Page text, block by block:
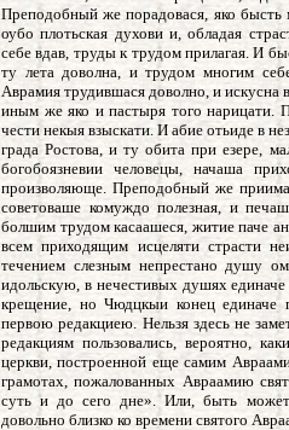
Преподобный же порадовася, яко
оубо плотьская духови и, обладая
себе вдав, труды к трудом прилагая. И
ту лета доволна, и трудом многим
Аврамия трудившася доволно, и искусна
иным же яко и пастыря того нарицати.
чести некыя взыскати. И абие отьиде в
града Ростова, и ту обита при езере,
богобоязневии человецы, начаша
произволяюще. Преподобный же
советоваше комуждо полезная, и
болшим трудом касаашеся, житие паче
всем приходящим исцеляти страсти
течением слезным непрестано душу
идольскую, в нечестивых душях
крещение, но Чюдцкыи конец единаче
первою редакциею. Нельзя здесь не
редакциям пользовались, вероятно,
церкви, построенной еще самим
грамотах, пожалованных Авраамию
суть и до сего дне». Или, быть
довольно близко ко времени святого